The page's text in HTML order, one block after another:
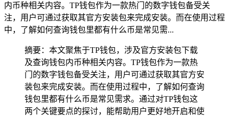
内币种相关内容。TP钱包作为一款热门的数字钱包备受关
注，用户可通过获取其官方安装包来完成安装。而在使用过程
中，了解如何查询钱包里都有什么币是常见需...
摘要：本文聚焦于TP钱包，涉及官方安装包下载
及查询钱包内币种相关内容。TP钱包作为一款热
门的数字钱包备受关注，用户可通过获取其官方安
装包来完成安装。而在使用过程中，了解如何查询
钱包里都有什么币是常见需求。通过对TP钱包这
两个关键要点的探讨，能帮助用户更好地开启和使